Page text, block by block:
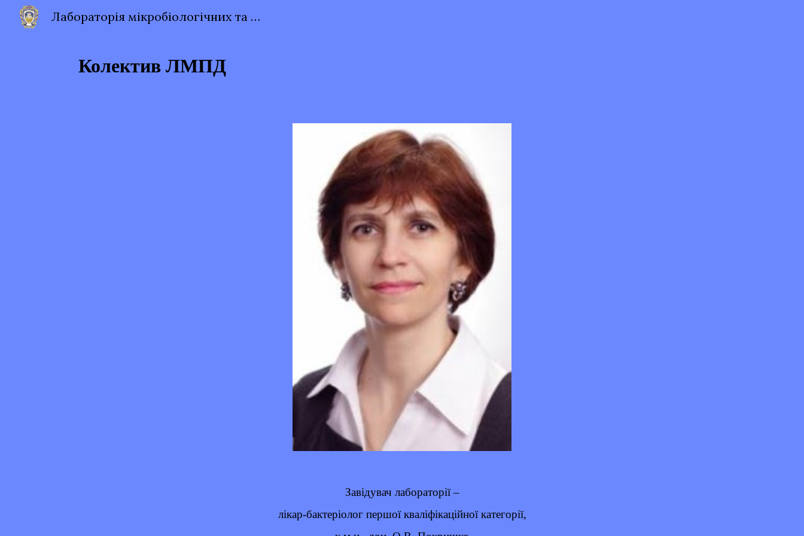
Skip to main content
Лабораторія мікробіологічних та паратизитологічних досліджень
Колектив ЛМПД
Завiдувач лабораторiї –
лікар-бактеріолог першої кваліфікаційної категорії,